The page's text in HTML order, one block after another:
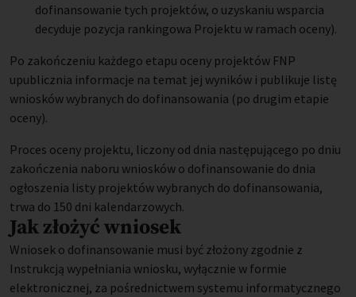
dofinansowanie tych projektów, o uzyskaniu wsparcia
decyduje pozycja rankingowa Projektu w ramach oceny).
Po zakończeniu każdego etapu oceny projektów FNP
upublicznia informacje na temat jej wyników i publikuje listę
wniosków wybranych do dofinansowania (po drugim etapie
oceny).
Proces oceny projektu, liczony od dnia następującego po dniu
zakończenia naboru wniosków o dofinansowanie do dnia
ogłoszenia listy projektów wybranych do dofinansowania,
trwa do 150 dni kalendarzowych.
Jak złożyć wniosek
Wniosek o dofinansowanie musi być złożony zgodnie z
Instrukcją wypełniania wniosku, wyłącznie w formie
elektronicznej, za pośrednictwem systemu informatycznego